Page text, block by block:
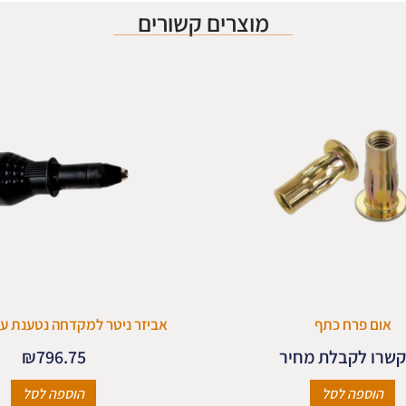
מוצרים קשורים
אום פרח כתף
לקבלת מחיר
הוספה לסל
אביזר ניטר למקדחה נטענת עד 6.4
₪796.75
הוספה לסל